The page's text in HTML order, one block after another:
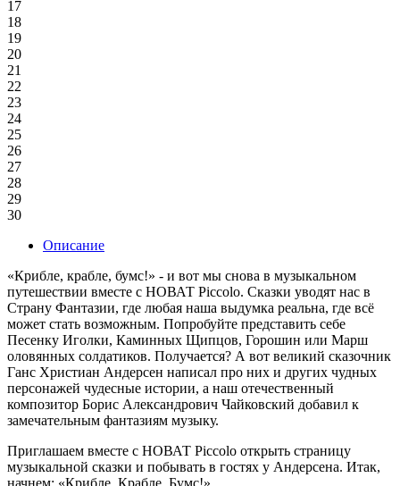
17
18
19
20
21
22
23
24
25
26
27
28
29
30
Описание
«Крибле, крабле, бумс!» - и вот мы снова в музыкальном
путешествии вместе с НОВАТ Piccolo. Сказки уводят нас в
Страну Фантазии, где любая наша выдумка реальна, где всё
может стать возможным. Попробуйте представить себе
Песенку Иголки, Каминных Щипцов, Горошин или Марш
оловянных солдатиков. Получается? А вот великий сказочник
Ганс Христиан Андерсен написал про них и других чудных
персонажей чудесные истории, а наш отечественный
композитор Борис Александрович Чайковский добавил к
замечательным фантазиям музыку.
Приглашаем вместе с НОВАТ Piccolo открыть страницу
музыкальной сказки и побывать в гостях у Андерсена. Итак,